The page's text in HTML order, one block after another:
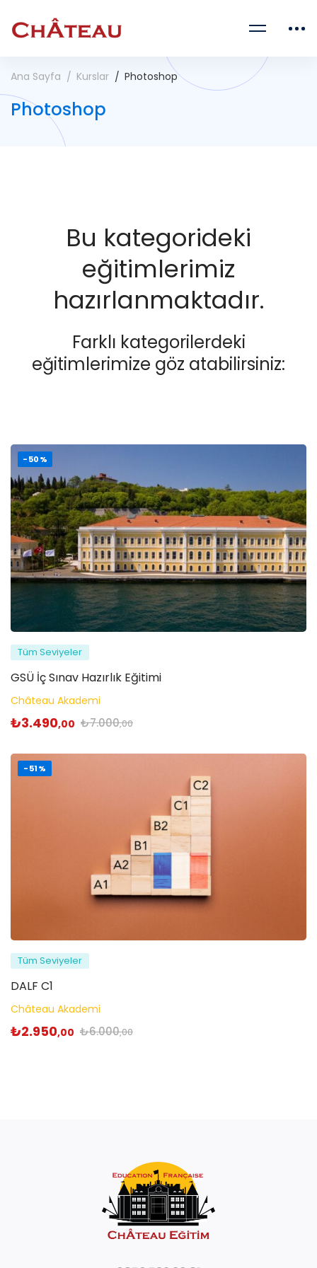
Ana Sayfa Kurslar Photoshop
Photoshop
Bu kategorideki
eğitimlerimiz
hazırlanmaktadır.
Farklı kategorilerdeki
eğitimlerimize göz atabilirsiniz:
-50%
Tüm Seviyeler
GSÜ İç Sınav Hazırlık Eğitimi
Château Akademi
₺3.490,00 ₺7.000,00
-51%
Tüm Seviyeler
DALF C1
Château Akademi
₺2.950,00 ₺6.000,00